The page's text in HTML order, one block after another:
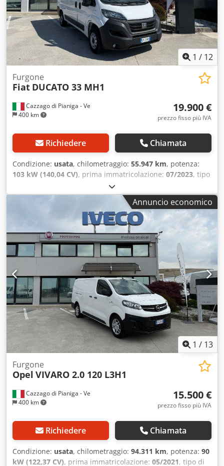
1 / 12
Cazzago di Pianiga - Ve
400 km
Furgone
Fiat DUCATO 33 MH1
19.900 €
prezzo fisso più IVA
Richiedere Chiamata
Condizione: usata, chilometraggio: 55.947 km, potenza:
103 kW (140,04 CV), prima immatricolazione: 07/2023, tipo
, peso complessivo:
bianco, tipo di ingranaggio:meccanico, Peso totale
ammissibile: 3300kg, Veicolo disponibile presso la ns. sede
a Pradamano (UD) Per informazioni e foto: Giulio
Desenibus Telefono - 0432.409212 Cell Whatsapp -
366.6069108 Davide Tonino Telefono - 0432.409209 Cell
Whatsapp - 338.6218473 Crjdpsy Riwmofx Afhof
Annuncio economico
1 / 13
Cazzago di Pianiga - Ve
400 km
Furgone
Opel VIVARO 2.0 120 L3H1
15.500 €
prezzo fisso più IVA
Richiedere Chiamata
Condizione: usata, chilometraggio: 94.311 km, potenza: 90
kW (122,37 CV), prima immatricolazione: 05/2021, tipo di